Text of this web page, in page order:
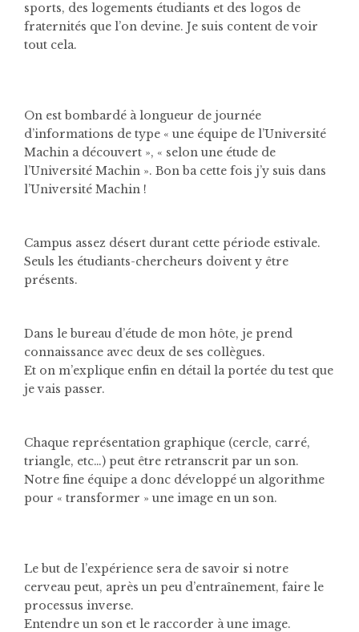
sports, des logements étudiants et des logos de
fraternités que l’on devine. Je suis content de voir
tout cela.
On est bombardé à longueur de journée
d’informations de type « une équipe de l’Université
Machin a découvert », « selon une étude de
l’Université Machin ». Bon ba cette fois j’y suis dans
l’Université Machin !
Campus assez désert durant cette période estivale.
Seuls les étudiants-chercheurs doivent y être
présents.
Dans le bureau d’étude de mon hôte, je prend
connaissance avec deux de ses collègues.
Et on m’explique enfin en détail la portée du test que
je vais passer.
Chaque représentation graphique (cercle, carré,
triangle, etc…) peut être retranscrit par un son.
Notre fine équipe a donc développé un algorithme
pour « transformer » une image en un son.
Le but de l’expérience sera de savoir si notre
cerveau peut, après un peu d’entraînement, faire le
processus inverse.
Entendre un son et le raccorder à une image.